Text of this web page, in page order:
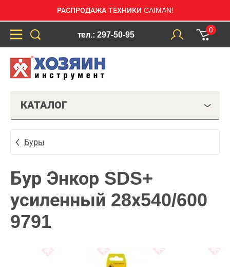
РАСПРОДАЖА ТЕХНИКИ CAIMAN!
тел.: 297-50-95
0
КАТАЛОГ
Буры
Бур Энкор SDS+
усиленный 28х540/600
9791